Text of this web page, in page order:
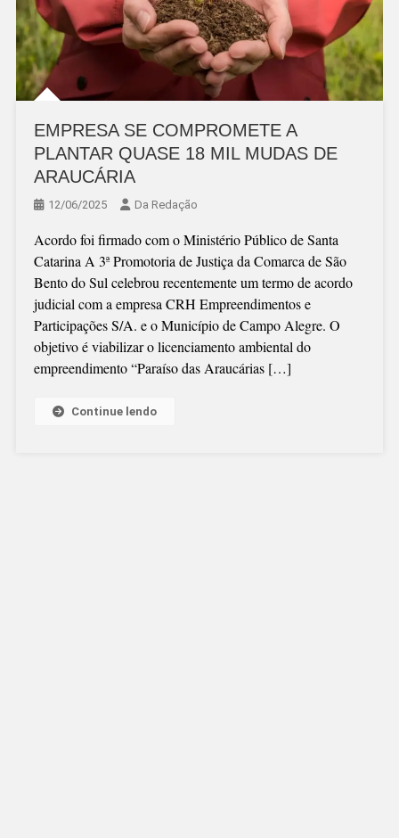
EMPRESA SE COMPROMETE A
PLANTAR QUASE 18 MIL MUDAS DE
ARAUCÁRIA
12/06/2025 Da Redação
Acordo foi firmado com o Ministério Público de Santa
Catarina A 3ª Promotoria de Justiça da Comarca de São
Bento do Sul celebrou recentemente um termo de acordo
judicial com a empresa CRH Empreendimentos e
Participações S/A. e o Município de Campo Alegre. O
objetivo é viabilizar o licenciamento ambiental do
empreendimento “Paraíso das Araucárias […]
Continue lendo